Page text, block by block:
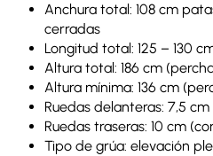
Anchura total: 108 cm
cerradas
Longitud total: 125 – 130
Altura total: 186 cm
Altura mínima: 136 cm
Ruedas delanteras: 7,5 cm
Ruedas traseras: 10 cm
Tipo de grúa: elevación